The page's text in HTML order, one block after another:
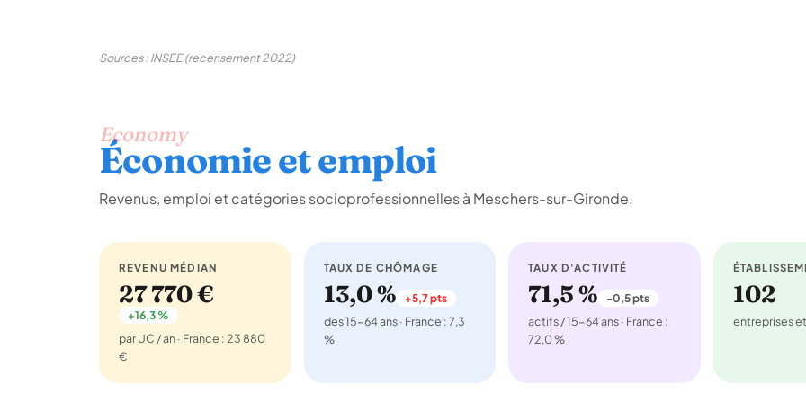
Sources : INSEE (recensement 2022)
Economy
Économie et emploi
Revenus, emploi et catégories socioprofessionnelles à Meschers-sur-Gironde.
REVENU MÉDIAN
27 770 €
+16,3 %
par UC / an · France : 23 880
€
TAUX DE CHÔMAGE
13,0 % +5,7 pts
des 15-64 ans · France : 7,3
%
TAUX D'ACTIVITÉ
71,5 % -0,5 pts
actifs / 15-64 ans · France :
72,0 %
102
entreprises